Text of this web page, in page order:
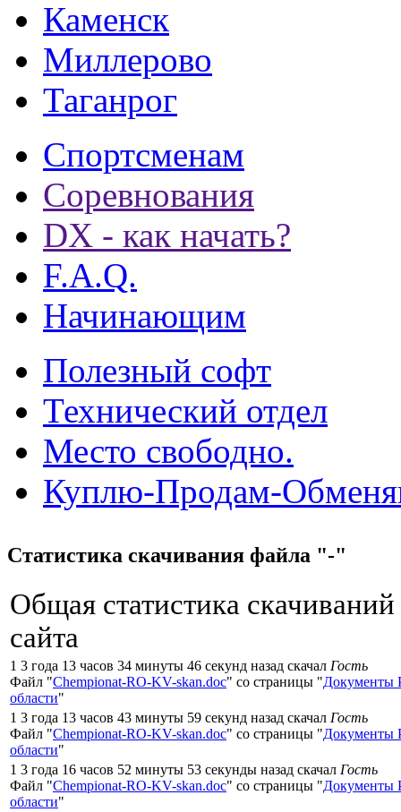
Каменск
Миллерово
Таганрог
Спортсменам
Соревнования
DX - как начать?
F.A.Q.
Начинающим
Полезный софт
Технический отдел
Место свободно.
Куплю-Продам-
Статистика скачивания файла "-"
Общая статистика
сайта
1 3 года 13 часов 34 минуты 46 секунд назад скачал Гость
Файл "Chempionat-RO-KV-skan.doc" со страницы "Документы
области"
1 3 года 13 часов 43 минуты 59 секунд назад скачал Гость
Файл "Chempionat-RO-KV-skan.doc" со страницы "Документы
области"
1 3 года 16 часов 52 минуты 53 секунды назад скачал Гость
Файл "Chempionat-RO-KV-skan.doc" со страницы "Документы
области"